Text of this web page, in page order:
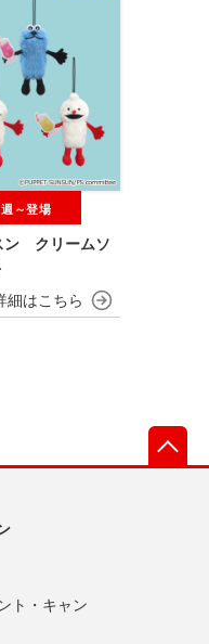
ン クリームソ
週～登場
ト・キャン